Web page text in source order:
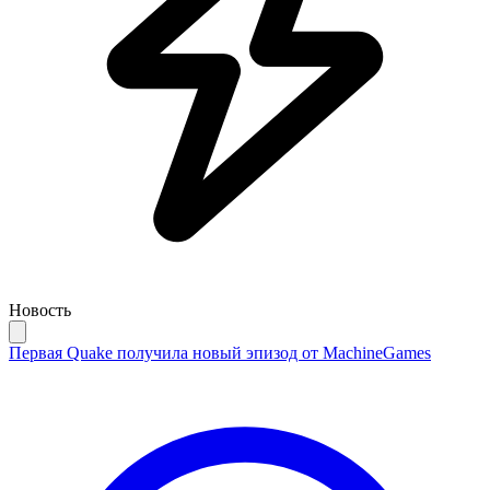
Новость
Первая Quake получила новый эпизод от MachineGames